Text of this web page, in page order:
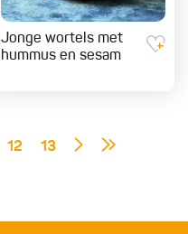
Jonge wortels met
hummus en sesam
12 13